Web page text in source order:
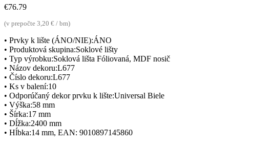
€76.79
(v prepočte 3,20 € / bm)
• Prvky k lište (ÁNO/NIE):ÁNO
• Produktová skupina:Soklové lišty
• Typ výrobku:Soklová lišta Fóliovaná, MDF nosič
• Názov dekoru:L677
• Číslo dekoru:L677
• Ks v balení:10
• Odporúčaný dekor prvku k lište:Universal Biele
• Výška:58 mm
• Šírka:17 mm
• Dĺžka:2400 mm
• Hĺbka:14 mm, EAN: 9010897145860